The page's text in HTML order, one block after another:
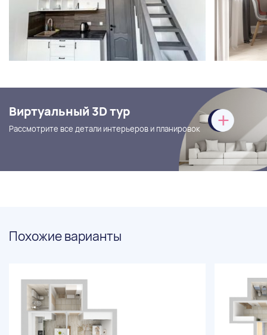
Виртуальный 3D тур
Рассмотрите все детали интерьеров и планировок
Похожие варианты